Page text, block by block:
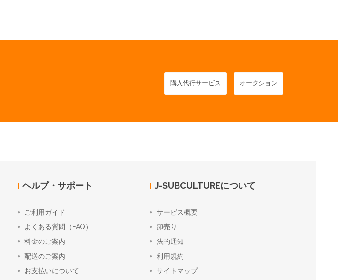
購入代行サービス オークション
ヘルプ・サポート
ご利用ガイド
よくある質問（FAQ）
料金のご案内
配送のご案内
お支払いについて
J-SUBCULTUREについて
サービス概要
卸売り
法的通知
利用規約
サイトマップ